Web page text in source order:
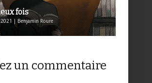
fois
| Benjamin Roure
un commentaire